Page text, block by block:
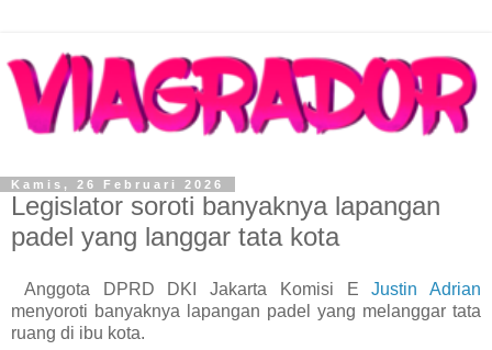
Kamis, 26 Februari 2026
Legislator soroti banyaknya lapangan
padel yang langgar tata kota
Anggota DPRD DKI Jakarta Komisi EJustin Adrian
menyoroti banyaknya lapangan padel yang melanggar tata
ruang di ibu kota.